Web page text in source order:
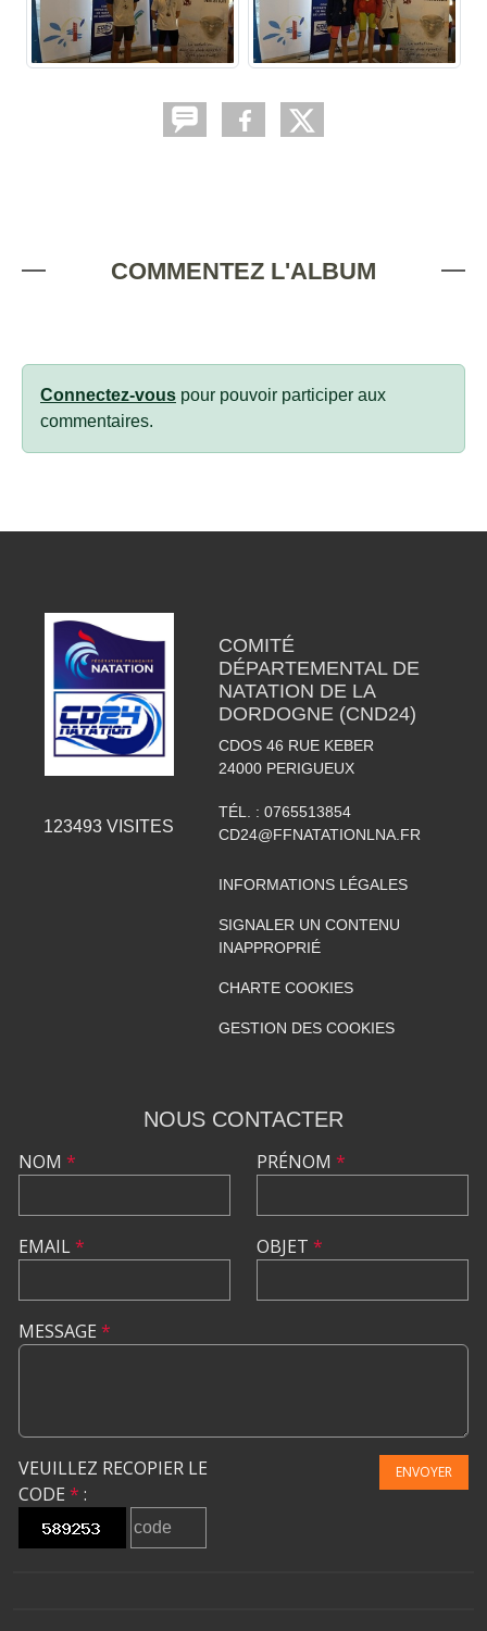
COMMENTEZ L'ALBUM
Connectez-vous pour pouvoir participer aux
commentaires.
123493 VISITES
COMITÉ
DÉPARTEMENTAL DE
NATATION DE LA
DORDOGNE (CND24)
CDOS 46 RUE KEBER
24000 PERIGUEUX
TÉL. : 0765513854
CD24@FFNATATIONLNA.FR
INFORMATIONS LÉGALES
SIGNALER UN CONTENU
INAPPROPRIÉ
CHARTE COOKIES
GESTION DES COOKIES
NOUS CONTACTER
NOM *
EMAIL*
PRÉNOM *
OBJET *
MESSAGE *
VEUILLEZ RECOPIER LE
CODE * :
ENVOYER